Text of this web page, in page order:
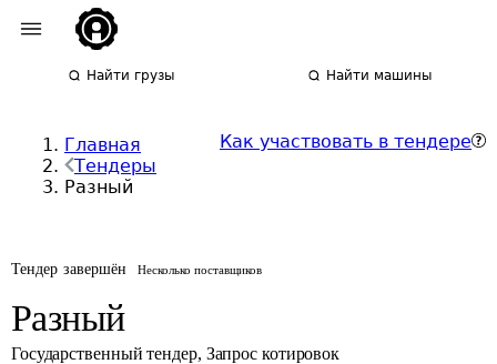
Найти грузы Найти машины
Главная
Тендеры
Разный
Как участвовать в тендере
Тендер завершён Несколько поставщиков
Разный
Государственный тендер, Запрос котировок